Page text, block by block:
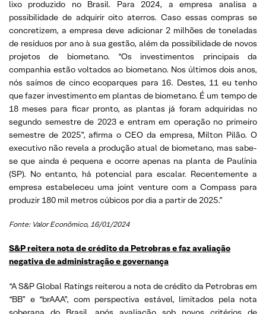
lixo produzido no Brasil. Para 2024, a empresa analisa a
possibilidade de adquirir oito aterros. Caso essas compras se
concretizem, a empresa deve adicionar 2 milhões de toneladas
de resíduos por ano à sua gestão, além da possibilidade de novos
projetos de biometano. “Os investimentos principais da
companhia estão voltados ao biometano. Nos últimos dois anos,
nós saímos de cinco ecoparques para 16. Destes, 11 eu tenho
que fazer investimento em plantas de biometano. É um tempo de
18 meses para ficar pronto, as plantas já foram adquiridas no
segundo semestre de 2023 e entram em operação no primeiro
semestre de 2025”, afirma o CEO da empresa, Milton Pilão. O
executivo não revela a produção atual de biometano, mas sabe-
se que ainda é pequena e ocorre apenas na planta de Paulínia
(SP). No entanto, há potencial para escalar. Recentemente a
empresa estabeleceu uma joint venture com a Compass para
produzir 180 mil metros cúbicos por dia a partir de 2025.”
Fonte: Valor Econômico, 16/01/2024
S&P reitera nota de crédito da Petrobras e faz avaliação
negativa de administração e governança
“A S&P Global Ratings reiterou a nota de crédito da Petrobras em
“BB” e “brAAA”, com perspectiva estável, limitados pela nota